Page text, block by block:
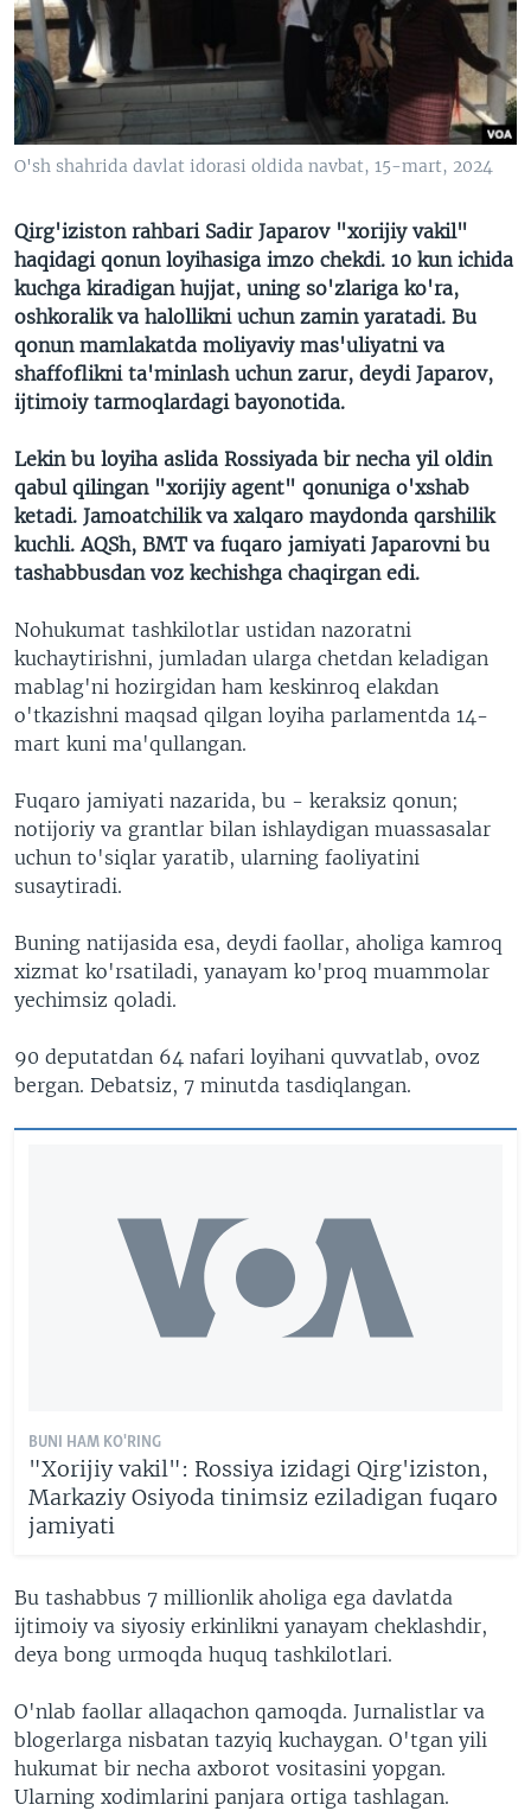
VIDEO
XABARLAR SURATLARDA
ODNOKLASSNIKI
TELEGRAM
TWITTER
SOUNDCLOUD
VOA
O'sh shahrida davlat idorasi oldida navbat, 15-mart, 2024
Qirg'iziston rahbari Sadir Japarov "xorijiy vakil"
haqidagi qonun loyihasiga imzo chekdi. 10 kun ichida
kuchga kiradigan hujjat, uning so'zlariga ko'ra,
oshkoralik va halollikni uchun zamin yaratadi. Bu
qonun mamlakatda moliyaviy mas'uliyatni va
shaffoflikni ta'minlash uchun zarur, deydi Japarov,
ijtimoiy tarmoqlardagi bayonotida.
Lekin bu loyiha aslida Rossiyada bir necha yil oldin
qabul qilingan "xorijiy agent" qonuniga o'xshab
ketadi. Jamoatchilik va xalqaro maydonda qarshilik
kuchli. AQSh, BMT va fuqaro jamiyati Japarovni bu
tashabbusdan voz kechishga chaqirgan edi.
Nohukumat tashkilotlar ustidan nazoratni
kuchaytirishni, jumladan ularga chetdan keladigan
mablag'ni hozirgidan ham keskinroq elakdan
o'tkazishni maqsad qilgan loyiha parlamentda 14-
mart kuni ma'qullangan.
Fuqaro jamiyati nazarida, bu - keraksiz qonun;
notijoriy va grantlar bilan ishlaydigan muassasalar
uchun to'siqlar yaratib, ularning faoliyatini
susaytiradi.
Buning natijasida esa, deydi faollar, aholiga kamroq
xizmat ko'rsatiladi, yanayam ko'proq muammolar
yechimsiz qoladi.
90 deputatdan 64 nafari loyihani quvvatlab, ovoz
bergan. Debatsiz, 7 minutda tasdiqlangan.
BUNI HAM KO'RING
"Xorijiy vakil": Rossiya izidagi Qirg'iziston,
Markaziy Osiyoda tinimsiz eziladigan fuqaro
jamiyati
Bu tashabbus 7 millionlik aholiga ega davlatda
ijtimoiy va siyosiy erkinlikni yanayam cheklashdir,
deya bong urmoqda huquq tashkilotlari.
O'nlab faollar allaqachon qamoqda. Jurnalistlar va
blogerlarga nisbatan tazyiq kuchaygan. O'tgan yili
hukumat bir necha axborot vositasini yopgan.
Ularning xodimlarini panjara ortiga tashlagan.